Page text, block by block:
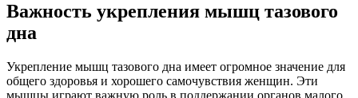
Важность укрепления мышц тазового
дна
Укрепление мышц тазового дна имеет огромное значение для
общего здоровья и хорошего самочувствия женщин. Эти
мышцы играют важную роль в поддержании органов малого